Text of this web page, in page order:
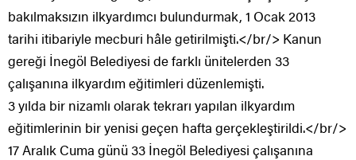
bakılmaksızın ilkyardımcı bulundurmak, 1 Ocak 2013
tarihi itibariyle mecburi hâle getirilmişti.</br/> Kanun
gereği İnegöl Belediyesi de farklı ünitelerden 33
çalışanına ilkyardım eğitimleri düzenlemişti.
3 yılda bir nizamlı olarak tekrarı yapılan ilkyardım
eğitimlerinin bir yenisi geçen hafta gerçekleştirildi.</br/>
17 Aralık Cuma günü 33 İnegöl Belediyesi çalışanına